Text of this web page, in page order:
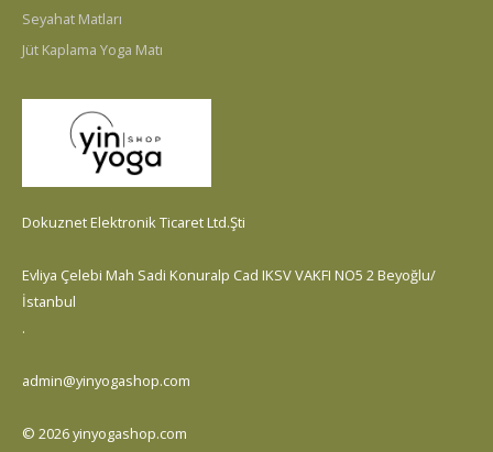
Seyahat Matları
Jüt Kaplama Yoga Matı
Dokuznet Elektronik Ticaret Ltd.Şti
Evliya Çelebi Mah Sadi Konuralp Cad IKSV VAKFI NO5 2 Beyoğlu/
İstanbul
.
admin@yinyogashop.com
© 2026 yinyogashop.com